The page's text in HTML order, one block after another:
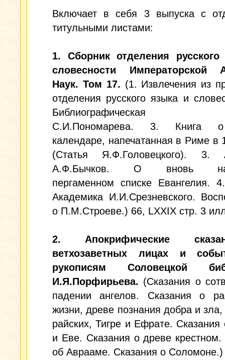
Включает в себя 3 выпуска с
титульными листами:
1. Сборник отделения
словесности Императорской
Наук. Том 17. (1. Извлечения из
отделения русского языка и
Библиографическая
С.И.Пономарева. 3. Книга
календаре, напечатанная в Риме в
(Статья Я.Ф.Головецкого). 3.
А.Ф.Бычков. О вновь
пергаменном списке Евангелия.
Академика И.И.Срезневского.
о П.М.Строеве.) 66, LXXIX стр. 3
2. Апокрифические
ветхозаветных лицах и
рукописям Соловецкой
И.Я.Порфирьева. (Сказания о
падении ангелов. Сказания о
жизни, древе познания добра и зла,
райских, Тигре и Ефрате.
и Еве. Сказания о древе крестном.
об Аврааме. Сказания о Соломоне.)